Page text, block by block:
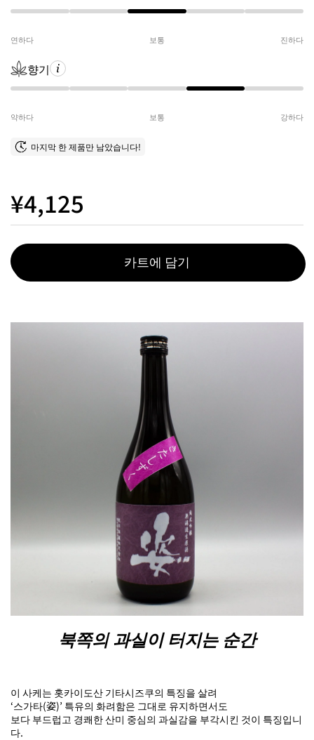
연하다 보통 진하다
향기
약하다 보통 강하다
마지막 한 제품만 남았습니다!
¥4,125
카트에 담기
북쪽의 과실이 터지는 순간
이 사케는 홋카이도산 기타시즈쿠의 특징을 살려
‘스가타(姿)’ 특유의 화려함은 그대로 유지하면서도
보다 부드럽고 경쾌한 산미 중심의 과실감을 부각시킨 것이 특징입니
다.